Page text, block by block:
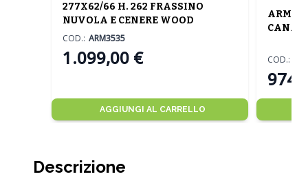
277X62/66 H. 262 FRASSINO
NUVOLA E CENERE WOOD
1.099,00 €
COD.: ARM3535
AGGIUNGI AL CARRELLO
COD.:
Descrizione